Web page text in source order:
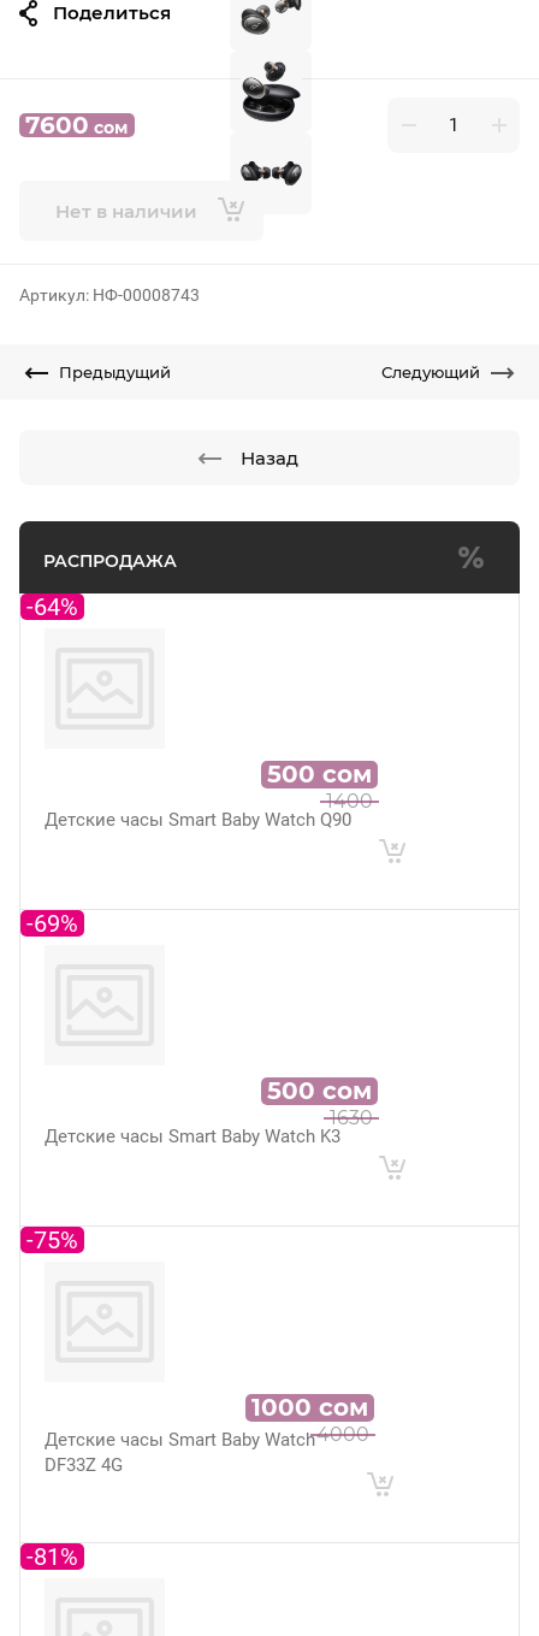
РАСПРОДАЖА
Детские часы Smart Baby Watch Q90
-64%
1400
500 сом
Детские часы Smart Baby Watch K3
-69%
1630
500 сом
Детские часы Smart Baby Watch
DF33Z 4G
-75%
4000
1000 сом
-81%
7600 сом
Нет в наличии
Артикул: НФ-00008743
Поделиться
Предыдущий Следующий
Назад